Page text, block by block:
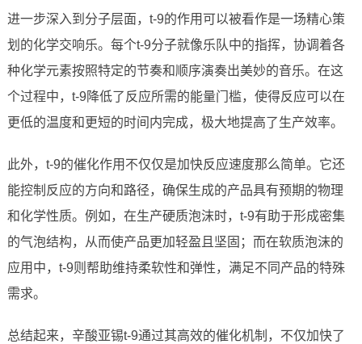
进一步深入到分子层面，t-9的作用可以被看作是一场精心策
划的化学交响乐。每个t-9分子就像乐队中的指挥，协调着各
种化学元素按照特定的节奏和顺序演奏出美妙的音乐。在这
个过程中，t-9降低了反应所需的能量门槛，使得反应可以在
更低的温度和更短的时间内完成，极大地提高了生产效率。
此外，t-9的催化作用不仅仅是加快反应速度那么简单。它还
能控制反应的方向和路径，确保生成的产品具有预期的物理
和化学性质。例如，在生产硬质泡沫时，t-9有助于形成密集
的气泡结构，从而使产品更加轻盈且坚固；而在软质泡沫的
应用中，t-9则帮助维持柔软性和弹性，满足不同产品的特殊
需求。
总结起来，辛酸亚锡t-9通过其高效的催化机制，不仅加快了